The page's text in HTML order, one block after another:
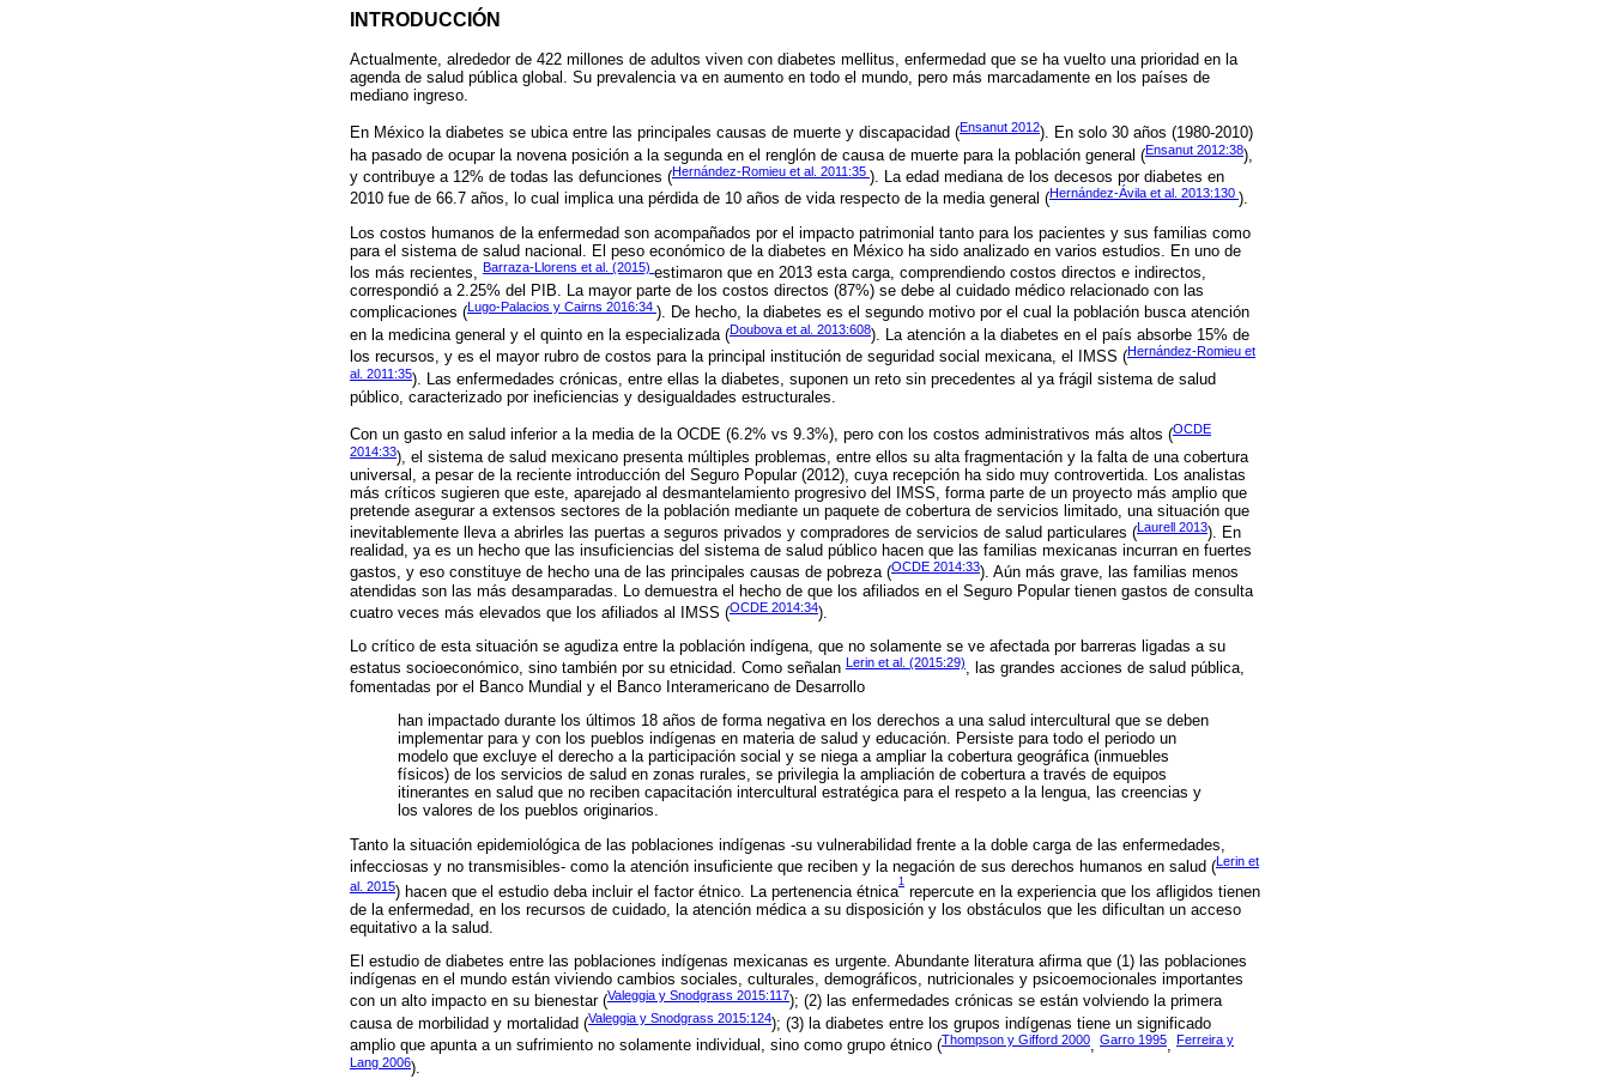
INTRODUCCIÓN
Actualmente, alrededor de 422 millones de adultos viven con diabetes mellitus, enfermedad que se ha vuelto una prioridad en la
agenda de salud pública global. Su prevalencia va en aumento en todo el mundo, pero más marcadamente en los países de
mediano ingreso.
En México la diabetes se ubica entre las principales causas de muerte y discapacidad (Ensanut 2012). En solo 30 años (1980-2010)
ha pasado de ocupar la novena posición a la segunda en el renglón de causa de muerte para la población general (Ensanut 2012:38),
y contribuye a 12% de todas las defunciones (Hernández-Romieu et al. 2011:35 ). La edad mediana de los decesos por diabetes en
2010 fue de 66.7 años, lo cual implica una pérdida de 10 años de vida respecto de la media general (Hernández-Ávila et al. 2013:130 ).
Los costos humanos de la enfermedad son acompañados por el impacto patrimonial tanto para los pacientes y sus familias como
para el sistema de salud nacional. El peso económico de la diabetes en México ha sido analizado en varios estudios. En uno de
los más recientes, Barraza-Llorens et al. (2015) estimaron que en 2013 esta carga, comprendiendo costos directos e indirectos,
correspondió a 2.25% del PIB. La mayor parte de los costos directos (87%) se debe al cuidado médico relacionado con las
complicaciones ( Lugo-Palacios y Cairns 2016:34 ). De hecho, la diabetes es el segundo motivo por el cual la población busca atención
en la medicina general y el quinto en la especializada (Doubova et al. 2013:608). La atención a la diabetes en el país absorbe 15% de
los recursos, y es el mayor rubro de costos para la principal institución de seguridad social mexicana, el IMSS (Hernández-Romieu et
al. 2011:35). Las enfermedades crónicas, entre ellas la diabetes, suponen un reto sin precedentes al ya frágil sistema de salud
público, caracterizado por ineficiencias y desigualdades estructurales.
Con un gasto en salud inferior a la media de la OCDE (6.2% vs 9.3%), pero con los costos administrativos más altos (OCDE
2014:33), el sistema de salud mexicano presenta múltiples problemas, entre ellos su alta fragmentación y la falta de una cobertura
universal, a pesar de la reciente introducción del Seguro Popular (2012), cuya recepción ha sido muy controvertida. Los analistas
más críticos sugieren que este, aparejado al desmantelamiento progresivo del IMSS, forma parte de un proyecto más amplio que
pretende asegurar a extensos sectores de la población mediante un paquete de cobertura de servicios limitado, una situación que
inevitablemente lleva a abrirles las puertas a seguros privados y compradores de servicios de salud particulares (Laurell 2013). En
realidad, ya es un hecho que las insuficiencias del sistema de salud público hacen que las familias mexicanas incurran en fuertes
gastos, y eso constituye de hecho una de las principales causas de pobreza (OCDE 2014:33). Aún más grave, las familias menos
atendidas son las más desamparadas. Lo demuestra el hecho de que los afiliados en el Seguro Popular tienen gastos de consulta
cuatro veces más elevados que los afiliados al IMSS (OCDE 2014:34).
Lo crítico de esta situación se agudiza entre la población indígena, que no solamente se ve afectada por barreras ligadas a su
estatus socioeconómico, sino también por su etnicidad. Como señalan
Lerin et al. (2015:29), las grandes acciones de salud pública,
fomentadas por el Banco Mundial y el Banco Interamericano de Desarrollo
han impactado durante los últimos 18 años de forma negativa en los derechos a una salud intercultural que se deben
implementar para y con los pueblos indígenas en materia de salud y educación. Persiste para todo el periodo un
modelo que excluye el derecho a la participación social y se niega a ampliar la cobertura geográfica (inmuebles
físicos) de los servicios de salud en zonas rurales, se privilegia la ampliación de cobertura a través de equipos
itinerantes en salud que no reciben capacitación intercultural estratégica para el respeto a la lengua, las creencias y
los valores de los pueblos originarios.
Tanto la situación epidemiológica de las poblaciones indígenas -su vulnerabilidad frente a la doble carga de las enfermedades,
infecciosas y no transmisibles- como la atención insuficiente que reciben y la negación de sus derechos humanos en salud (Lerin et
al. 2015) hacen que el estudio deba incluir el factor étnico. La pertenencia étnica
1
repercute en la experiencia que los afligidos tienen
de la enfermedad, en los recursos de cuidado, la atención médica a su disposición y los obstáculos que les dificultan un acceso
equitativo a la salud.
El estudio de diabetes entre las poblaciones indígenas mexicanas es urgente. Abundante literatura afirma que (1) las poblaciones
indígenas en el mundo están viviendo cambios sociales, culturales, demográficos, nutricionales y psicoemocionales importantes
con un alto impacto en su bienestar (Valeggia y Snodgrass 2015:117); (2) las enfermedades crónicas se están volviendo la primera
causa de morbilidad y mortalidad (Valeggia y Snodgrass 2015:124); (3) la diabetes entre los grupos indígenas tiene un significado
amplio que apunta a un sufrimiento no solamente individual, sino como grupo étnico (Thompson y Gifford 2000, Garro 1995, Ferreira y
Lang 2006).